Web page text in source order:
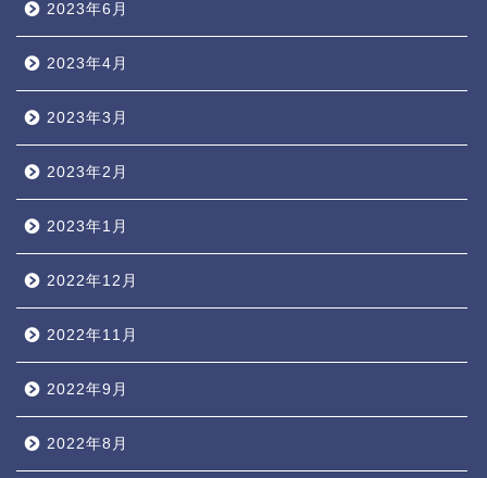
2023年6月
2023年4月
2023年3月
2023年2月
2023年1月
2022年12月
2022年11月
2022年9月
2022年8月